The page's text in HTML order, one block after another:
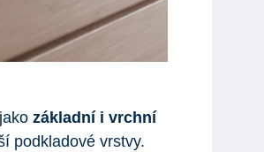
základní i vrchní
podkladové vrstvy.